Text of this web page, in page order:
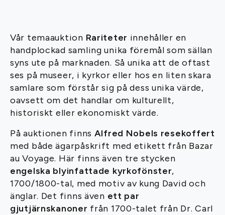
Vår temaauktion Rariteter innehåller en
handplockad samling unika föremål som sällan
syns ute på marknaden. Så unika att de oftast
ses på museer, i kyrkor eller hos en liten skara
samlare som förstår sig på dess unika värde,
oavsett om det handlar om kulturellt,
historiskt eller ekonomiskt värde.
På auktionen finns Alfred Nobels resekoffert
med både ägarpåskrift med etikett från Bazar
au Voyage. Här finns även tre stycken
engelska blyinfattade kyrkofönster,
1700/1800-tal, med motiv av kung David och
änglar. Det finns även ett par
gjutjärnskanoner från 1700-talet från Dr. Carl